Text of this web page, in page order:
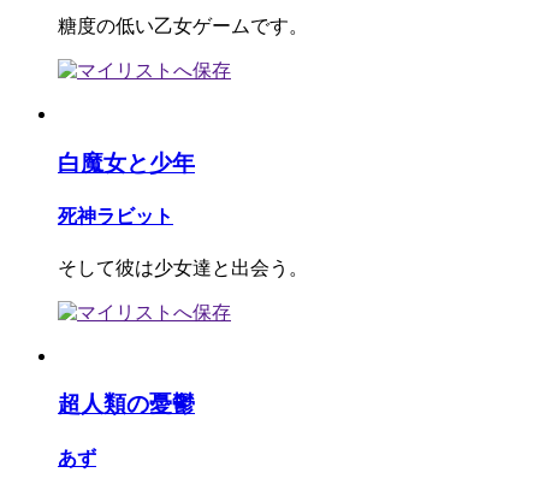
糖度の低い乙女ゲームです。
白魔女と少年
死神ラビット
そして彼は少女達と出会う。
超人類の憂鬱
あず